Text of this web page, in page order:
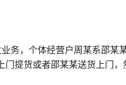
务，个体经营户周某系邵某
门提货或者邵某某送货上门